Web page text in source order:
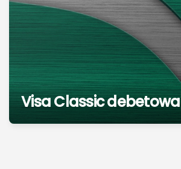
Visa Classic debetowa